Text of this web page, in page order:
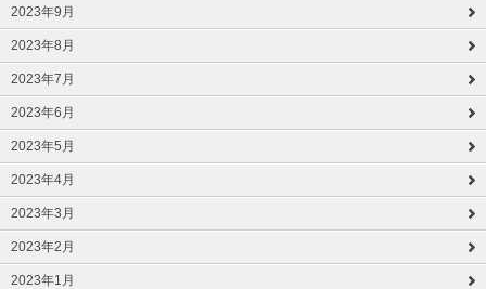
2023年9月
2023年8月
2023年7月
2023年6月
2023年5月
2023年4月
2023年3月
2023年2月
2023年1月